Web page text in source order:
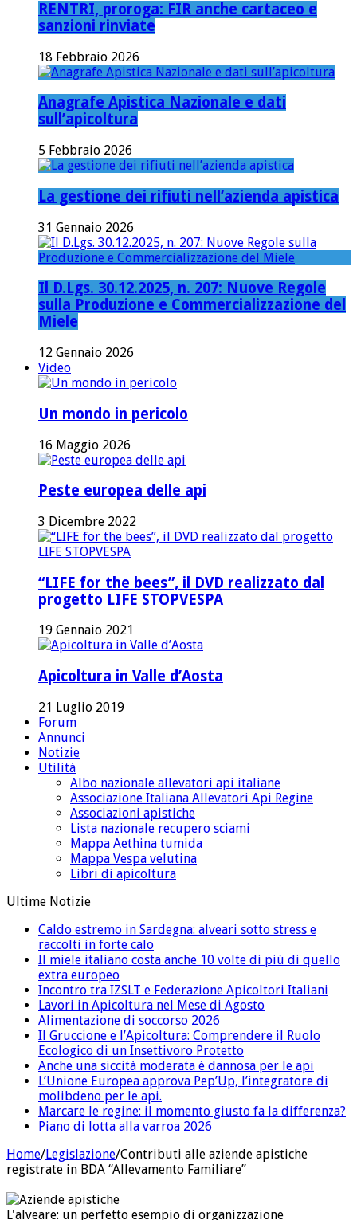
RENTRI, proroga: FIR anche cartaceo e
sanzioni rinviate
18 Febbraio 2026
Anagrafe Apistica Nazionale e dati
sull’apicoltura
5 Febbraio 2026
La gestione dei rifiuti nell’azienda apistica
31 Gennaio 2026
Il D.Lgs. 30.12.2025, n. 207: Nuove Regole
sulla Produzione e Commercializzazione del
Miele
12 Gennaio 2026
Video
Un mondo in pericolo
16 Maggio 2026
Peste europea delle api
3 Dicembre 2022
“LIFE for the bees”, il DVD realizzato dal
progetto LIFE STOPVESPA
19 Gennaio 2021
Apicoltura in Valle d’Aosta
21 Luglio 2019
Forum
Annunci
Notizie
Utilità
Albo nazionale allevatori api italiane
Associazione Italiana Allevatori Api Regine
Associazioni apistiche
Lista nazionale recupero sciami
Mappa Aethina tumida
Mappa Vespa velutina
Libri di apicoltura
Ultime Notizie
Caldo estremo in Sardegna: alveari sotto stress e
raccolti in forte calo
Il miele italiano costa anche 10 volte di più di quello
extra europeo
Incontro tra IZSLT e Federazione Apicoltori Italiani
Lavori in Apicoltura nel Mese di Agosto
Alimentazione di soccorso 2026
Il Gruccione e l’Apicoltura: Comprendere il Ruolo
Ecologico di un Insettivoro Protetto
Anche una siccità moderata è dannosa per le api
L’Unione Europea approva Pep’Up, l’integratore di
molibdeno per le api.
Marcare le regine: il momento giusto fa la differenza?
Piano di lotta alla varroa 2026
Home/Legislazione/Contributi alle aziende apistiche
registrate in BDA “Allevamento Familiare”
L'alveare: un perfetto esempio di organizzazione